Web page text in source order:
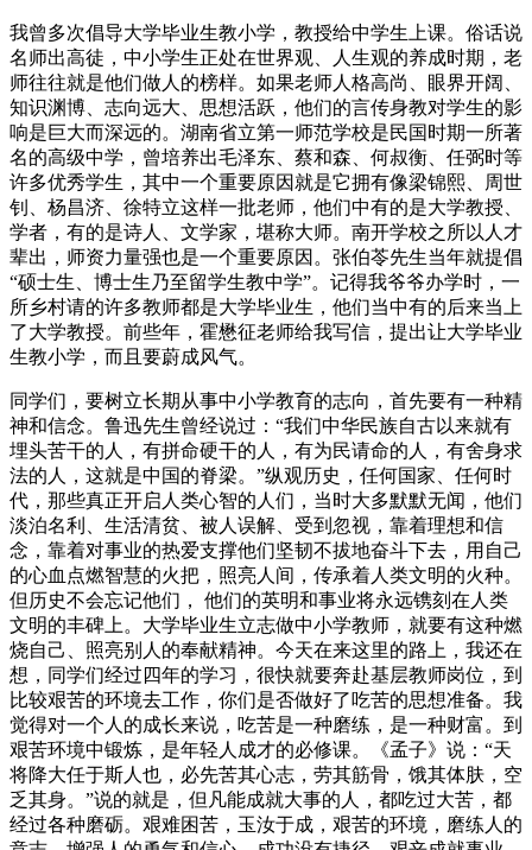
我曾多次倡导大学毕业生教小学，教授给中学生上课。俗话说
名师出高徒，中小学生正处在世界观、人生观的养成时期，老
师往往就是他们做人的榜样。如果老师人格高尚、眼界开阔、
知识渊博、志向远大、思想活跃，他们的言传身教对学生的影
响是巨大而深远的。湖南省立第一师范学校是民国时期一所著
名的高级中学，曾培养出毛泽东、蔡和森、何叔衡、任弼时等
许多优秀学生，其中一个重要原因就是它拥有像梁锦熙、周世
钊、杨昌济、徐特立这样一批老师，他们中有的是大学教授、
学者，有的是诗人、文学家，堪称大师。南开学校之所以人才
辈出，师资力量强也是一个重要原因。张伯苓先生当年就提倡
“硕士生、博士生乃至留学生教中学”。记得我爷爷办学时，一
所乡村请的许多教师都是大学毕业生，他们当中有的后来当上
了大学教授。前些年，霍懋征老师给我写信，提出让大学毕业
生教小学，而且要蔚成风气。
同学们，要树立长期从事中小学教育的志向，首先要有一种精
神和信念。鲁迅先生曾经说过：“我们中华民族自古以来就有
埋头苦干的人，有拼命硬干的人，有为民请命的人，有舍身求
法的人，这就是中国的脊梁。”纵观历史，任何国家、任何时
代，那些真正开启人类心智的人们，当时大多默默无闻，他们
淡泊名利、生活清贫、被人误解、受到忽视，靠着理想和信
念，靠着对事业的热爱支撑他们坚韧不拔地奋斗下去，用自己
的心血点燃智慧的火把，照亮人间，传承着人类文明的火种。
但历史不会忘记他们， 他们的英明和事业将永远镌刻在人类
文明的丰碑上。大学毕业生立志做中小学教师，就要有这种燃
烧自己、照亮别人的奉献精神。今天在来这里的路上，我还在
想，同学们经过四年的学习，很快就要奔赴基层教师岗位，到
比较艰苦的环境去工作，你们是否做好了吃苦的思想准备。我
觉得对一个人的成长来说，吃苦是一种磨练，是一种财富。到
艰苦环境中锻炼，是年轻人成才的必修课。《孟子》说：“天
将降大任于斯人也，必先苦其心志，劳其筋骨，饿其体肤，空
乏其身。”说的就是，但凡能成就大事的人，都吃过大苦，都
经过各种磨砺。艰难困苦，玉汝于成，艰苦的环境，磨练人的